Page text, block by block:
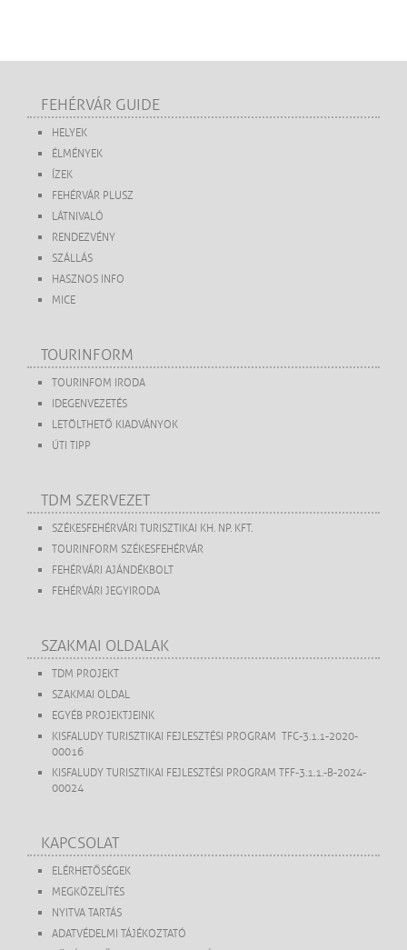
FEHÉRVÁR GUIDE
HELYEK
ÉLMÉNYEK
ÍZEK
FEHÉRVÁR PLUSZ
LÁTNIVALÓ
RENDEZVÉNY
SZÁLLÁS
HASZNOS INFO
MICE
TOURINFORM
TOURINFOM IRODA
IDEGENVEZETÉS
LETÖLTHETŐ KIADVÁNYOK
ÚTI TIPP
TDM SZERVEZET
SZÉKESFEHÉRVÁRI TURISZTIKAI KH. NP. KFT.
TOURINFORM SZÉKESFEHÉRVÁR
FEHÉRVÁRI AJÁNDÉKBOLT
FEHÉRVÁRI JEGYIRODA
SZAKMAI OLDALAK
TDM PROJEKT
SZAKMAI OLDAL
EGYÉB PROJEKTJEINK
KISFALUDY TURISZTIKAI FEJLESZTÉSI PROGRAM TFC-3.1.1-2020-
00016
KISFALUDY TURISZTIKAI FEJLESZTÉSI PROGRAM TFF-3.1.1.-B-2024-
00024
KAPCSOLAT
ELÉRHETŐSÉGEK
MEGKÖZELÍTÉS
NYITVA TARTÁS
ADATVÉDELMI TÁJÉKOZTATÓ